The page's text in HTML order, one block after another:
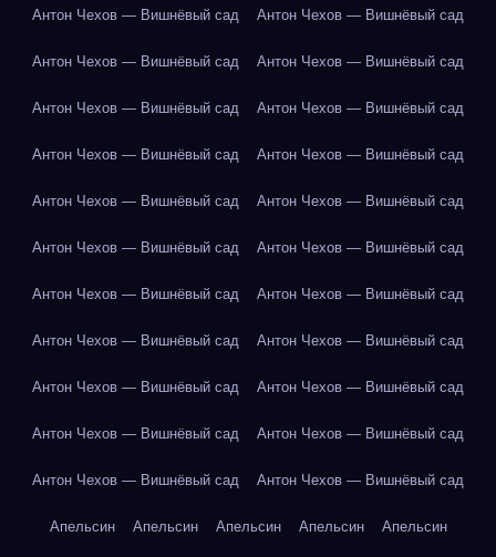
Антон Чехов — Вишнёвый сад Антон Чехов — Вишнёвый сад
Антон Чехов — Вишнёвый сад Антон Чехов — Вишнёвый сад
Антон Чехов — Вишнёвый сад Антон Чехов — Вишнёвый сад
Антон Чехов — Вишнёвый сад Антон Чехов — Вишнёвый сад
Антон Чехов — Вишнёвый сад Антон Чехов — Вишнёвый сад
Антон Чехов — Вишнёвый сад Антон Чехов — Вишнёвый сад
Антон Чехов — Вишнёвый сад Антон Чехов — Вишнёвый сад
Антон Чехов — Вишнёвый сад Антон Чехов — Вишнёвый сад
Антон Чехов — Вишнёвый сад Антон Чехов — Вишнёвый сад
Антон Чехов — Вишнёвый сад Антон Чехов — Вишнёвый сад
Антон Чехов — Вишнёвый сад Антон Чехов — Вишнёвый сад
Апельсин Апельсин Апельсин Апельсин Апельсин